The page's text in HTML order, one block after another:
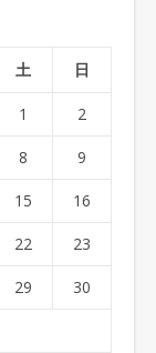
土 日
1 2
8 9
15 16
22 23
29 30